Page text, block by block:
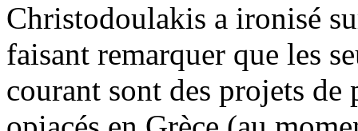
Christodoulakis a ironisé
faisant remarquer que les
courant sont des projets